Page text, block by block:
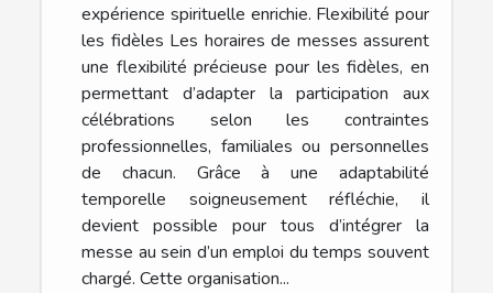
expérience spirituelle enrichie. Flexibilité pour
les fidèles Les horaires de messes assurent
une flexibilité précieuse pour les fidèles, en
permettant d’adapter la participation aux
célébrations selon les contraintes
professionnelles, familiales ou personnelles
de chacun. Grâce à une adaptabilité
temporelle soigneusement réfléchie, il
devient possible pour tous d’intégrer la
messe au sein d’un emploi du temps souvent
chargé. Cette organisation...